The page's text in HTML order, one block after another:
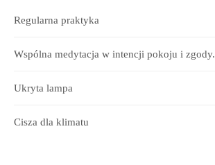
Regularna praktyka
Wspólna medytacja w intencji pokoju i zgody.
Ukryta lampa
Cisza dla klimatu